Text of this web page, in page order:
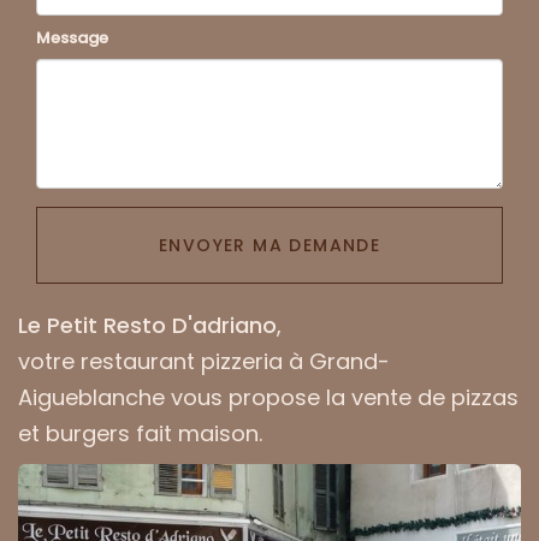
Message
ENVOYER MA DEMANDE
Le Petit Resto D'adriano,
votre restaurant pizzeria à Grand-
Aigueblanche vous propose la vente de pizzas
et burgers fait maison.